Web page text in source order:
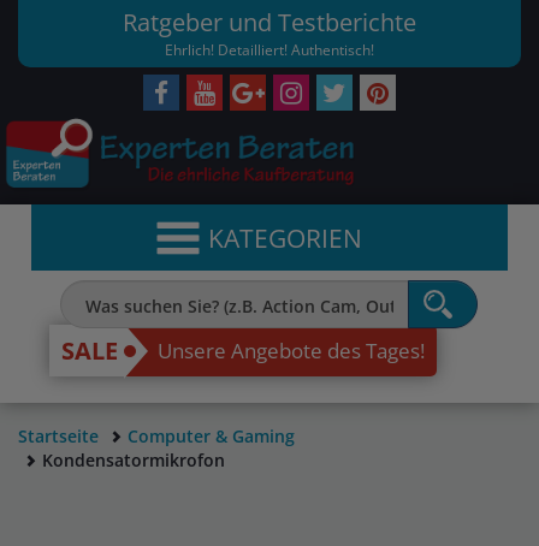
Ratgeber und Testberichte
Ehrlich! Detailliert! Authentisch!
KATEGORIEN
SALE Unsere Angebote des Tages!
Startseite
Computer & Gaming
Kondensatormikrofon